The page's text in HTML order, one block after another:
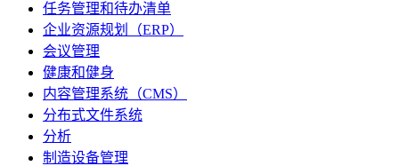
任务管理和待办清单
企业资源规划（ERP）
会议管理
健康和健身
内容管理系统（CMS）
分布式文件系统
分析
制造设备管理